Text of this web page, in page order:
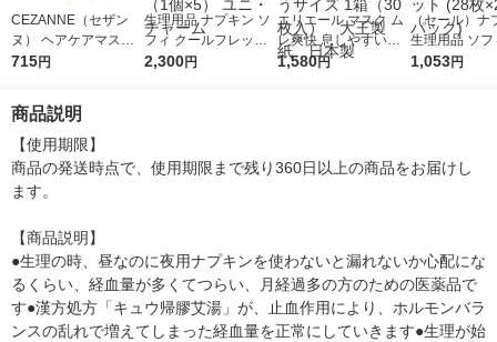
CEZANNE（セザン
ヌ） ヘアケアマスカ
ラ 10 ダークブラウン
715円
生理用品 ナプキン ソ
フィ クールフレッシ
ュ 超涼感ナプキン 29
2,300円
エリエール マスク ム
レ爽快 息しやすい
プリーツ型 幅広耳ゴ
1,580円
（セール）ナ
生理用品 ソフ
ィフィット
1,053円
商品説明
【使用期限】
商品の発送時点で、使用期限まで残り360日以上の商品をお届けし
ます。
【商品説明】
●生理の時、昼なのに夜用ナプキンを使わないと漏れないか心配にな
るくらい、経血量が多くてつらい、月経過多の方のための医薬品で
す●漢方処方「キュウ帰膠艾湯」が、止血作用により、ホルモンバラ
ンスの乱れで増えてしまった経血量を正常にしていきます●生理が始